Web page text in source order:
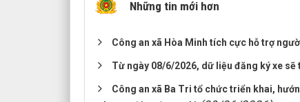
Những tin mới hơn
Công an xã Hòa Minh tích cực hỗ trợ
Từ ngày 08/6/2026, dữ liệu đăng ký xe
Công an xã Ba Tri tổ chức triển khai,